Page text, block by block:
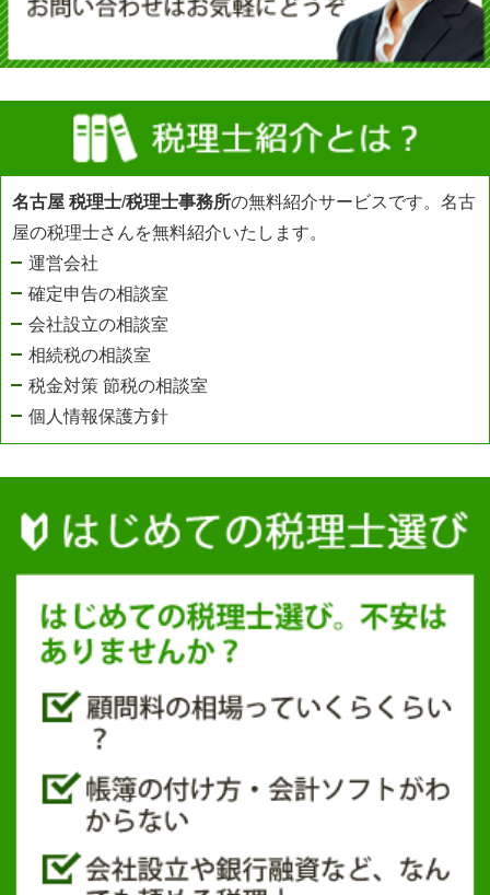
名古屋 税理士/税理士事務所の無料紹介サービスです。名古
屋の税理士さんを無料紹介いたします。
運営会社
確定申告の相談室
会社設立の相談室
相続税の相談室
税金対策 節税の相談室
個人情報保護方針